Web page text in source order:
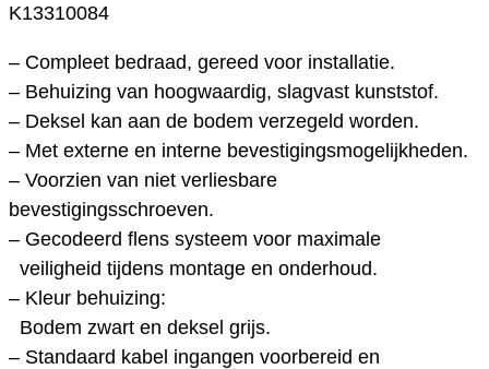
K13310084
– Compleet bedraad, gereed voor installatie.
– Behuizing van hoogwaardig, slagvast kunststof.
– Deksel kan aan de bodem verzegeld worden.
– Met externe en interne bevestigingsmogelijkheden.
– Voorzien van niet verliesbare
bevestigingsschroeven.
– Gecodeerd flens systeem voor maximale
veiligheid tijdens montage en onderhoud.
– Kleur behuizing:
Bodem zwart en deksel grijs.
– Standaard kabel ingangen voorbereid en